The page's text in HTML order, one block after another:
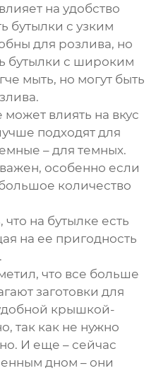
на удобство
бутылки с узким
для розлива, но
бутылки с широким
мыть, но могут быть
влиять на вкус
подходят для
– для темных.
особенно если
количество
что на бутылке есть
на ее пригодность
что все больше
заготовки для
крышкой-
так как не нужно
И еще – сейчас
дном – они